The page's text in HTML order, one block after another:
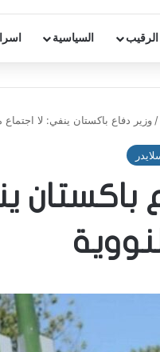
السياسية
/ وزير دفاع باكستان ينفي: لا اجتماع
باكستان